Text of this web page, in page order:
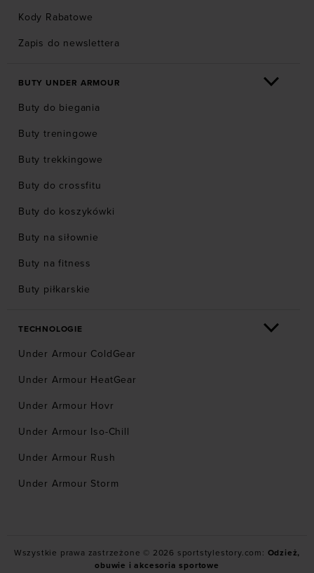
Kody Rabatowe
Zapis do newslettera
BUTY UNDER ARMOUR
Buty do biegania
Buty treningowe
Buty trekkingowe
Buty do crossfitu
Buty do koszykówki
Buty na siłownie
Buty na fitness
Buty piłkarskie
TECHNOLOGIE
Under Armour ColdGear
Under Armour HeatGear
Under Armour Hovr
Under Armour Iso-Chill
Under Armour Rush
Under Armour Storm
Wszystkie prawa zastrzeżone © 2026 sportstylestory.com: Odzież,
obuwie i akcesoria sportowe